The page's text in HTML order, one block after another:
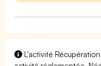
L'activité